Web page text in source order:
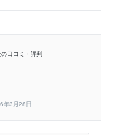
口コミ・評判
年3月28日